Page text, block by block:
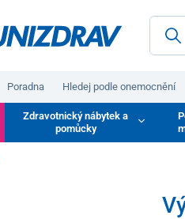
Poradna Hledej podle onemocnění
Zdravotnický nábytek a
pomůcky